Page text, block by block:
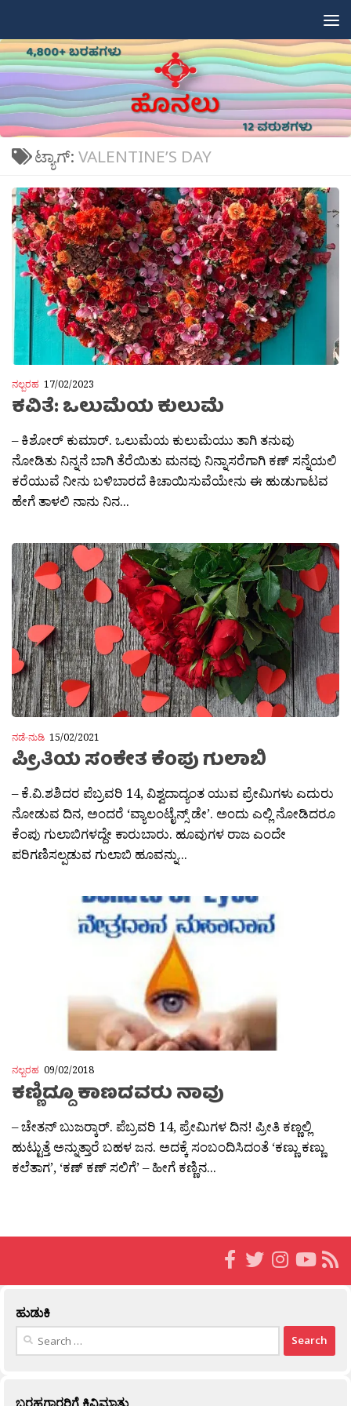
ಟ್ಯಾಗ್: VALENTINE’S DAY
ನಲ್ಬರಹ 17/02/2023
ಕವಿತೆ: ಒಲುಮೆಯ ಕುಲುಮೆ
– ಕಿಶೋರ್ ಕುಮಾರ್. ಒಲುಮೆಯ ಕುಲುಮೆಯು ತಾಗಿ ತನುವು
ನೋಡಿತು ನಿನ್ನನೆ ಬಾಗಿ ತೆರೆಯಿತು ಮನವು ನಿನ್ನಾಸರೆಗಾಗಿ ಕಣ್ ಸನ್ನೆಯಲಿ
ಕರೆಯುವೆ ನೀನು ಬಳಿಬಾರದೆ ಕಿಚಾಯಿಸುವೆಯೇನು ಈ ಹುಡುಗಾಟವ
ಹೇಗೆ ತಾಳಲಿ ನಾನು ನಿನ...
ನಡೆ-ನುಡಿ 15/02/2021
ಪ್ರೀತಿಯ ಸಂಕೇತ ಕೆಂಪು ಗುಲಾಬಿ
– ಕೆ.ವಿ.ಶಶಿದರ ಪೆಬ್ರವರಿ 14, ವಿಶ್ವದಾದ್ಯಂತ ಯುವ ಪ್ರೇಮಿಗಳು ಎದುರು
ನೋಡುವ ದಿನ, ಅಂದರೆ ‘ವ್ಯಾಲಂಟೈನ್ಸ್ ಡೇ’. ಅಂದು ಎಲ್ಲಿ ನೋಡಿದರೂ
ಕೆಂಪು ಗುಲಾಬಿಗಳದ್ದೇ ಕಾರುಬಾರು. ಹೂವುಗಳ ರಾಜ ಎಂದೇ
ಪರಿಗಣಿಸಲ್ಪಡುವ ಗುಲಾಬಿ ಹೂವನ್ನು...
ನಲ್ಬರಹ 09/02/2018
ಕಣ್ಣಿದ್ದೂ ಕಾಣದವರು ನಾವು
– ಚೇತನ್ ಬುಜರ‍್ಕಾರ್. ಪೆಬ್ರವರಿ 14, ಪ್ರೇಮಿಗಳ ದಿನ! ಪ್ರೀತಿ ಕಣ್ಣಲ್ಲಿ
ಹುಟ್ಟುತ್ತೆ ಅನ್ನುತ್ತಾರೆ ಬಹಳ ಜನ. ಅದಕ್ಕೆ ಸಂಬಂದಿಸಿದಂತೆ ‘ಕಣ್ಣು ಕಣ್ಣು
ಕಲೆತಾಗ’, ‘ಕಣ್ ಕಣ್ ಸಲಿಗೆ’ – ಹೀಗೆ ಕಣ್ಣಿನ...
ಹುಡುಕಿ
Search